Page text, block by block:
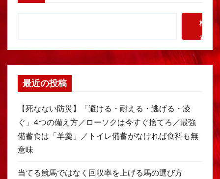
検
索
最近の投稿
【死なない防災】「避ける・耐える・逃げる・凌
ぐ」4つの備え方／ローソクは今すぐ捨てろ／最強
備蓄食は「羊羹」／トイレ備蓄がなければ食料も無
意味
当てる競馬ではなく回収率を上げる馬の選び方